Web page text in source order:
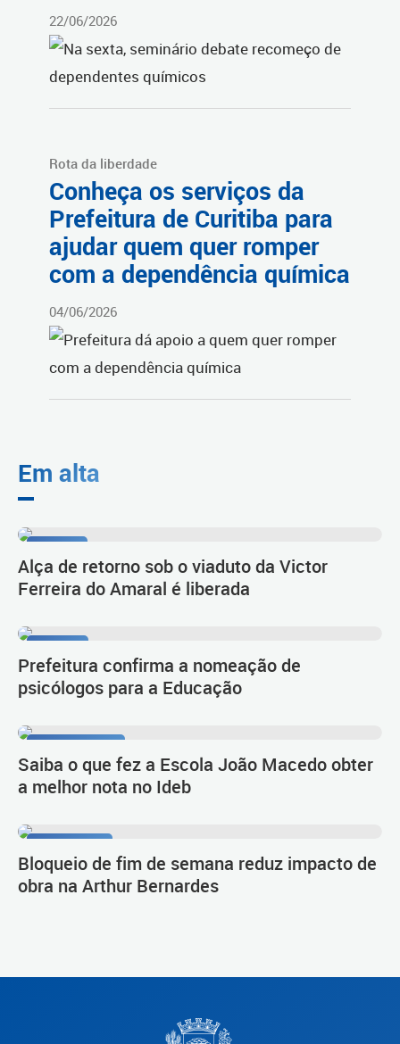
22/06/2026
Rota da liberdade
Conheça os serviços da
Prefeitura de Curitiba para
ajudar quem quer romper
com a dependência química
04/06/2026
Em alta
Alça de retorno sob o viaduto da Victor
Ferreira do Amaral é liberada
Prefeitura confirma a nomeação de
psicólogos para a Educação
Saiba o que fez a Escola João Macedo obter
a melhor nota no Ideb
Bloqueio de fim de semana reduz impacto de
obra na Arthur Bernardes